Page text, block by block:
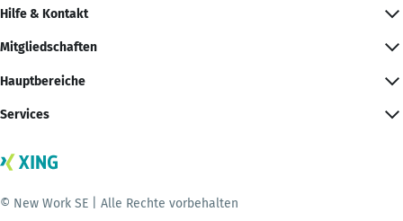
Hilfe & Kontakt
Mitgliedschaften
Hauptbereiche
Services
© New Work SE | Alle Rechte vorbehalten